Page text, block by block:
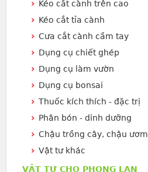
Kéo cắt cành trên cao
Kéo cắt tỉa cành
Cưa cắt cành cầm tay
Dụng cụ chiết ghép
Dụng cụ làm vườn
Dụng cụ bonsai
Thuốc kích thích - đặc trị
Phân bón - dinh dưỡng
Chậu trồng cây, chậu ươm
Vật tư khác
VẬT TƯ CHO PHONG LAN